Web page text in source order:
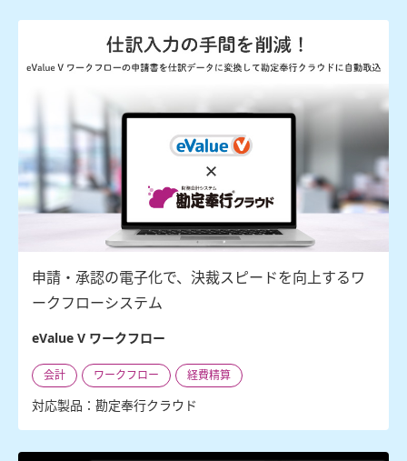
申請・承認の電子化で、決裁スピードを向上するワ
ークフローシステム
eValue V ワークフロー
会計 ワークフロー 経費精算
対応製品：勘定奉行クラウド